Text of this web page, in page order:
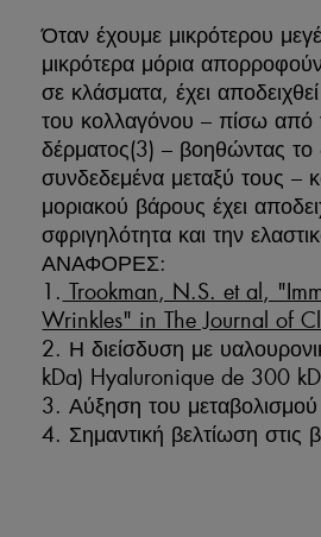
Όταν έχουμε μικρότερου
μικρότερα μόρια
σε κλάσματα, έχει
του κολλαγόνου – πίσω από
δέρματος(3) – βοηθώντας
συνδεδεμένα μεταξύ τους –
μοριακού βάρους έχει
σφριγηλότητα και την
ΑΝΑΦΟΡΕΣ:
1. Trookman, N.S. et al,
Wrinkles" in The Journal of
2. Η διείσδυση με
kDa) Hyaluronique de 300
3. Αύξηση του
4. Σημαντική βελτίωση στις